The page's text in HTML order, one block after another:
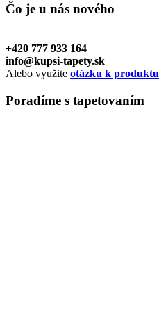
Čo je u nás nového
+420 777 933 164
info@kupsi-tapety.sk
Alebo využite otázku k produktu
Poradíme s tapetovaním